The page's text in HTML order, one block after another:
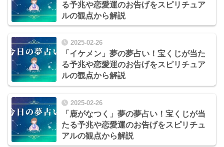
る予兆や恋愛運のお告げをスピリチュア
ルの観点から解説
2025-02-26
「イケメン」夢の夢占い！宝くじが当た
る予兆や恋愛運のお告げをスピリチュア
ルの観点から解説
2025-02-26
「鹿がなつく」夢の夢占い！宝くじが当
たる予兆や恋愛運のお告げをスピリチュ
アルの観点から解説